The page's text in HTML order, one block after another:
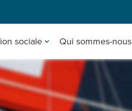
sociale Qui sommes-nous